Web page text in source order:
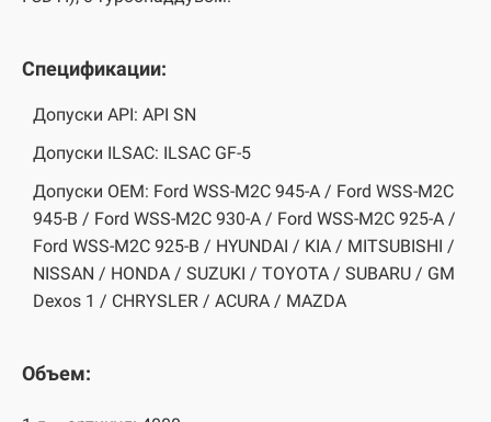
Спецификации:
Допуски API: API SN
Допуски ILSAC: ILSAC GF-5
Допуски OEM: Ford WSS-M2C 945-A / Ford WSS-M2C
945-B / Ford WSS-M2C 930-A / Ford WSS-M2C 925-A /
Ford WSS-M2C 925-B / HYUNDAI / KIA / MITSUBISHI /
NISSAN / HONDA / SUZUKI / TOYOTA / SUBARU / GM
Dexos 1 / CHRYSLER / ACURA / MAZDA
Объем: